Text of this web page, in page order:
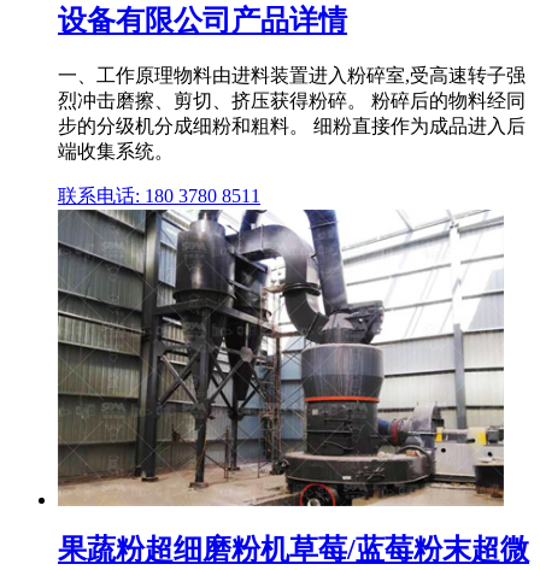
设备有限公司产品详情
一、工作原理物料由进料装置进入粉碎室,受高速转子强
烈冲击磨擦、剪切、挤压获得粉碎。 粉碎后的物料经同
步的分级机分成细粉和粗料。 细粉直接作为成品进入后
端收集系统。
联系电话: 180 3780 8511
果蔬粉超细磨粉机草莓/蓝莓粉末超微